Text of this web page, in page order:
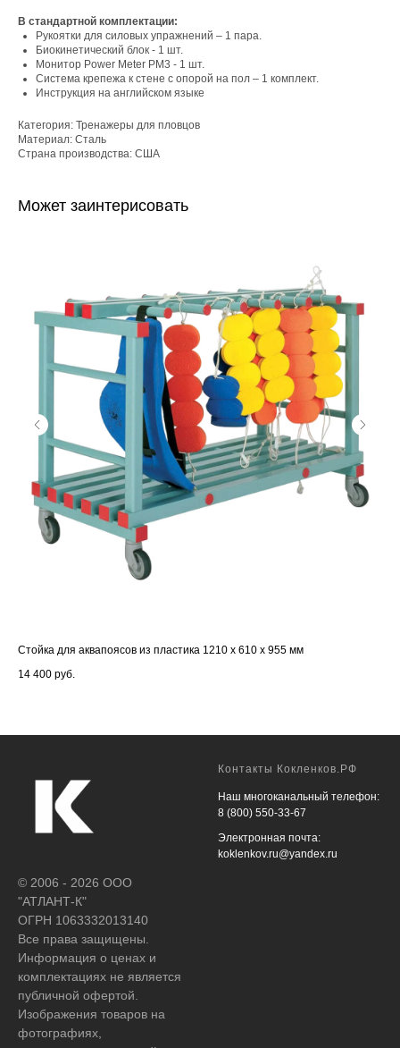
В стандартной комплектации:
Рукоятки для силовых упражнений – 1 пара.
Биокинетический блок - 1 шт.
Монитор Power Meter PM3 - 1 шт.
Система крепежа к стене с опорой на пол – 1 комплект.
Инструкция на английском языке
Категория: Тренажеры для пловцов
Материал: Сталь
Страна производства: США
Может заинтерисовать
Стойка для аквапоясов из пластика 1210 х 610 х 955 мм
14 400 руб.
© 2006 - 2026 ООО
"АТЛАНТ-К"
ОГРН 1063332013140
Все права защищены.
Информация о ценах и
комплектациях не является
публичной офертой.
Изображения товаров на
фотографиях,
Контакты Кокленков.РФ
Наш многоканальный телефон:
8 (800) 550-33-67
Электронная почта:
koklenkov.ru@yandex.ru